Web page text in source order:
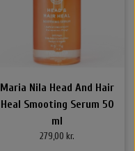
Maria Nila Head And Hair
Heal Smooting Serum 50
ml
279,00 kr.